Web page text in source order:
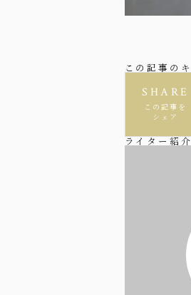
この記事の
SHARE
この記事を
シェア
ライター紹